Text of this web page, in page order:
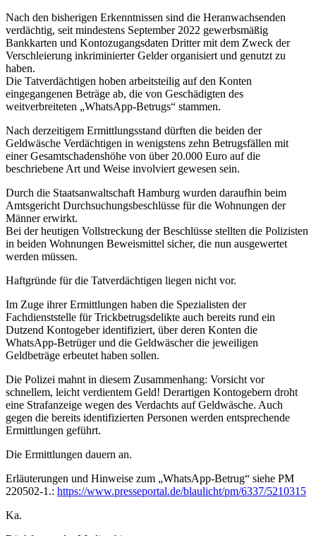
Nach den bisherigen Erkenntnissen sind die Heranwachsenden
verdächtig, seit mindestens September 2022 gewerbsmäßig
Bankkarten und Kontozugangsdaten Dritter mit dem Zweck der
Verschleierung inkriminierter Gelder organisiert und genutzt zu
haben.
Die Tatverdächtigen hoben arbeitsteilig auf den Konten
eingegangenen Beträge ab, die von Geschädigten des
weitverbreiteten „WhatsApp-Betrugs“ stammen.
Nach derzeitigem Ermittlungsstand dürften die beiden der
Geldwäsche Verdächtigen in wenigstens zehn Betrugsfällen mit
einer Gesamtschadenshöhe von über 20.000 Euro auf die
beschriebene Art und Weise involviert gewesen sein.
Durch die Staatsanwaltschaft Hamburg wurden daraufhin beim
Amtsgericht Durchsuchungsbeschlüsse für die Wohnungen der
Männer erwirkt.
Bei der heutigen Vollstreckung der Beschlüsse stellten die Polizisten
in beiden Wohnungen Beweismittel sicher, die nun ausgewertet
werden müssen.
Haftgründe für die Tatverdächtigen liegen nicht vor.
Im Zuge ihrer Ermittlungen haben die Spezialisten der
Fachdienststelle für Trickbetrugsdelikte auch bereits rund ein
Dutzend Kontogeber identifiziert, über deren Konten die
WhatsApp-Betrüger und die Geldwäscher die jeweiligen
Geldbeträge erbeutet haben sollen.
Die Polizei mahnt in diesem Zusammenhang: Vorsicht vor
schnellem, leicht verdientem Geld! Derartigen Kontogebern droht
eine Strafanzeige wegen des Verdachts auf Geldwäsche. Auch
gegen die bereits identifizierten Personen werden entsprechende
Ermittlungen geführt.
Die Ermittlungen dauern an.
Erläuterungen und Hinweise zum „WhatsApp-Betrug“ siehe PM
220502-1.: https://www.presseportal.de/blaulicht/pm/6337/5210315
Ka.